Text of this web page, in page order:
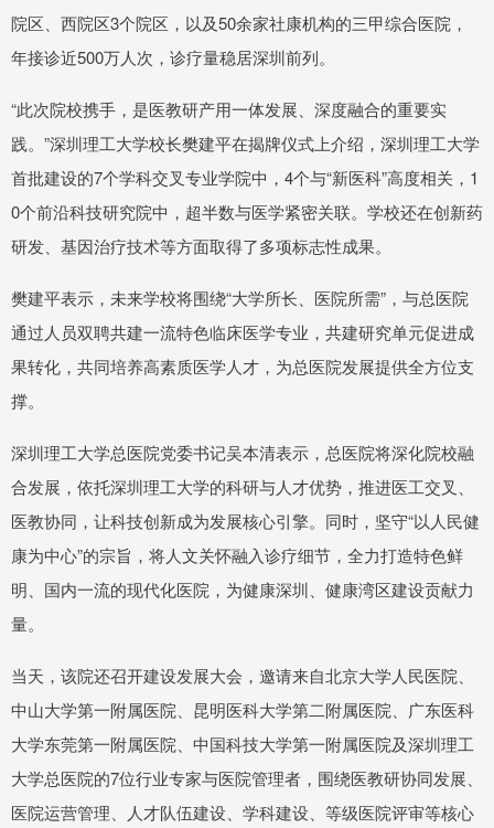
院区、西院区3个院区，以及50余家社康机构的三甲综合医院，
年接诊近500万人次，诊疗量稳居深圳前列。
“此次院校携手，是医教研产用一体发展、深度融合的重要实
践。”深圳理工大学校长樊建平在揭牌仪式上介绍，深圳理工大学
首批建设的7个学科交叉专业学院中，4个与“新医科”高度相关，1
0个前沿科技研究院中，超半数与医学紧密关联。学校还在创新药
研发、基因治疗技术等方面取得了多项标志性成果。
樊建平表示，未来学校将围绕“大学所长、医院所需”，与总医院
通过人员双聘共建一流特色临床医学专业，共建研究单元促进成
果转化，共同培养高素质医学人才，为总医院发展提供全方位支
撑。
深圳理工大学总医院党委书记吴本清表示，总医院将深化院校融
合发展，依托深圳理工大学的科研与人才优势，推进医工交叉、
医教协同，让科技创新成为发展核心引擎。同时，坚守“以人民健
康为中心”的宗旨，将人文关怀融入诊疗细节，全力打造特色鲜
明、国内一流的现代化医院，为健康深圳、健康湾区建设贡献力
量。
当天，该院还召开建设发展大会，邀请来自北京大学人民医院、
中山大学第一附属医院、昆明医科大学第二附属医院、广东医科
大学东莞第一附属医院、中国科技大学第一附属医院及深圳理工
大学总医院的7位行业专家与医院管理者，围绕医教研协同发展、
医院运营管理、人才队伍建设、学科建设、等级医院评审等核心